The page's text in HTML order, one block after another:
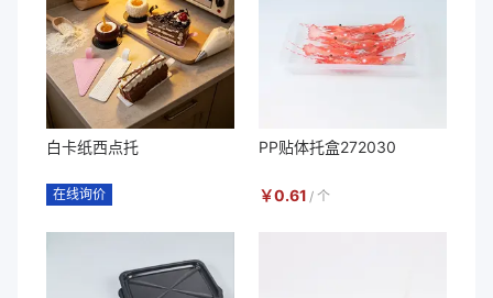
白卡纸西点托
在线询价
PP贴体托盒272030
￥0.61 / 个